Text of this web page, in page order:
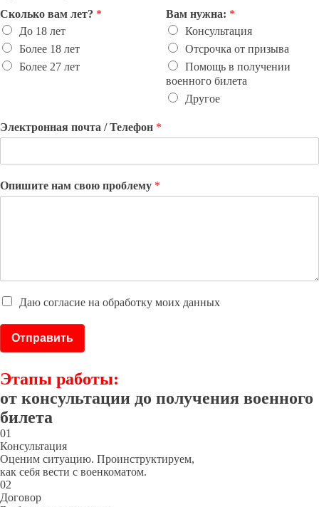
Сколько вам лет? *
До 18 лет
Более 18 лет
Более 27 лет
Вам нужна: *
Консультация
Отсрочка от призыва
Помощь в получении
военного билета
Другое
Электронная почта / Телефон *
Опишите нам свою проблему *
Даю согласие на обработку моих данных
Отправить
Этапы работы:
от консультации до получения военного
билета
01
Консультация
Оценим ситуацию. Проинструктируем,
как себя вести с военкоматом.
02
Договор